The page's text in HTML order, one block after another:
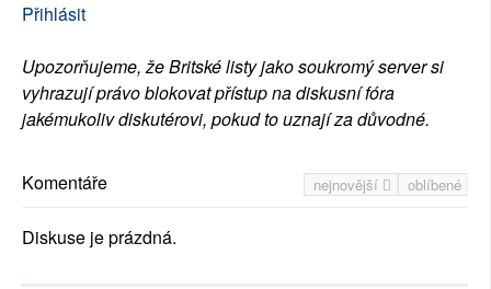
Přihlásit
Upozorňujeme, že Britské listy jako soukromý server si
vyhrazují právo blokovat přístup na diskusní fóra
jakémukoliv diskutérovi, pokud to uznají za důvodné.
nejnovější oblíbené
Komentáře
Diskuse je prázdná.